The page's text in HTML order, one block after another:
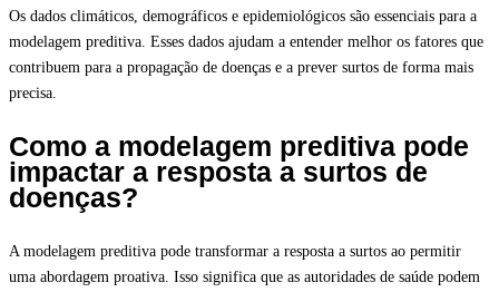
Os dados climáticos, demográficos e epidemiológicos são essenciais para a
modelagem preditiva. Esses dados ajudam a entender melhor os fatores que
contribuem para a propagação de doenças e a prever surtos de forma mais
precisa.
Como a modelagem preditiva pode
impactar a resposta a surtos de
doenças?
A modelagem preditiva pode transformar a resposta a surtos ao permitir
uma abordagem proativa. Isso significa que as autoridades de saúde podem